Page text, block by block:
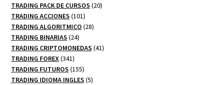
productos
TRADING PACK DE CURSOS 2020
TRADING ACCIONES 101101
productos
TRADING ALGORITMICO 2828
TRADING BINARIAS 2424
productos
TRADING CRIPTOMONEDAS 4141
TRADING FOREX 341341
productos
TRADING FUTUROS 155155
productos
TRADING IDIOMA INGLES 55